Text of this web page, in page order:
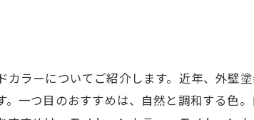
ラーについてご紹介します。近年、外壁
一つ目のおすすめは、自然と調和する色